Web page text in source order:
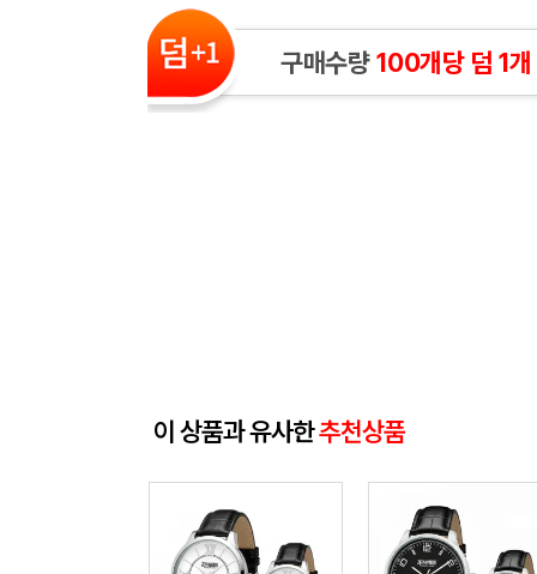
구매수량100개당 덤 1개
이 상품과 유사한추천상품